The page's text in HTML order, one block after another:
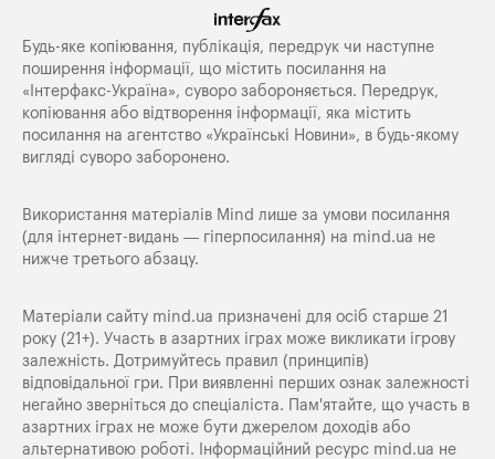
Будь-яке копiювання, публiкацiя, передрук чи наступне
поширення iнформацiї, що мiстить посилання на
«Iнтерфакс-Україна», суворо забороняється. Передрук,
копіювання або відтворення інформації, яка містить
посилання на агентство «Українські Новини», в будь-якому
вигляді суворо заборонено.
Використання матеріалів Mind лише за умови посилання
(для інтернет-видань — гіперпосилання) на mind.ua не
нижче третього абзацу.
Матеріали сайту mind.ua призначені для осіб старше 21
року (21+). Участь в азартних іграх може викликати ігрову
залежність. Дотримуйтесь правил (принципів)
відповідальної гри. При виявленні перших ознак залежності
негайно зверніться до спеціаліста. Пам'ятайте, що участь в
азартних іграх не може бути джерелом доходів або
альтернативою роботі. Інформаційний ресурс mind.ua не